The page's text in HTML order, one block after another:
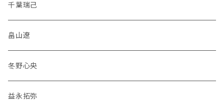
千葉瑞己
畠山遼
冬野心央
益永拓弥